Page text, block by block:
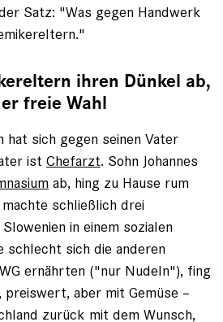
Satz: "Was gegen Handwerk
ihren Dünkel ab,
freie Wahl
hat sich gegen seinen Vater
ist Chefarzt. Sohn Johannes
ab, hing zu Hause rum
machte schließlich drei
in einem sozialen
schlecht sich die anderen
ernährten ("nur Nudeln"), fing
preiswert, aber mit Gemüse –
zurück mit dem Wunsch,